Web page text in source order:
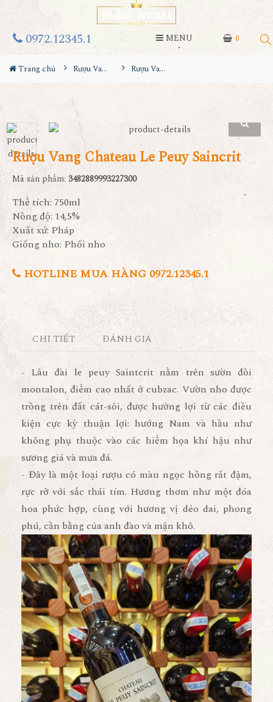
0
0972.12345.1 MENU
Trang chủ Rượu Vang Rượu Vang Chateau Le Peuy Saincrit
Rượu Vang Chateau Le Peuy Saincrit
Mã sản phẩm: 3482889993227300
Thể tích: 750ml
Nồng độ: 14,5%
Xuất xứ: Pháp
Giống nho: Phối nho
HOTLINE MUA HÀNG 0972.12345.1
CHI TIẾT ĐÁNH GIÁ
- Lâu đài le peuy Saintcrit nằm trên sườn đồi
montalon, điểm cao nhất ở cubzac. Vườn nho được
trồng trên đất cát-sỏi, được hưởng lợi từ các điều
kiện cực kỳ thuận lợi: hướng Nam và hầu như
không phụ thuộc vào các hiểm họa khí hậu như
sương giá và mưa đá.
- Đây là một loại rượu có màu ngọc hồng rất đậm,
rực rỡ với sắc thái tím. Hương thơm như một đóa
hoa phức hợp, cùng với hương vị dẻo dai, phong
phú, cần bằng của anh đào và mận khô.